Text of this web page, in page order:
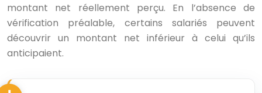
montant net réellement perçu. En l’absence de
vérification préalable, certains salariés peuvent
découvrir un montant net inférieur à celui qu’ils
anticipaient.